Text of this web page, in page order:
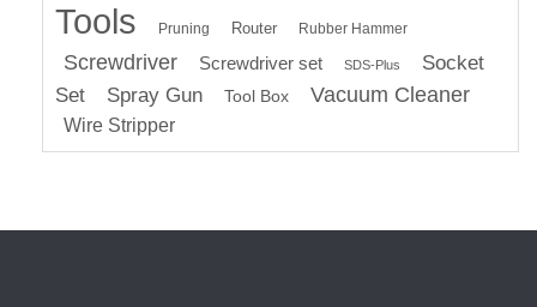
Tools
Pruning Router Rubber Hammer
Screwdriver Screwdriver set SDS-Plus
Socket
Set
Spray Gun Tool Box Vacuum Cleaner
Wire Stripper